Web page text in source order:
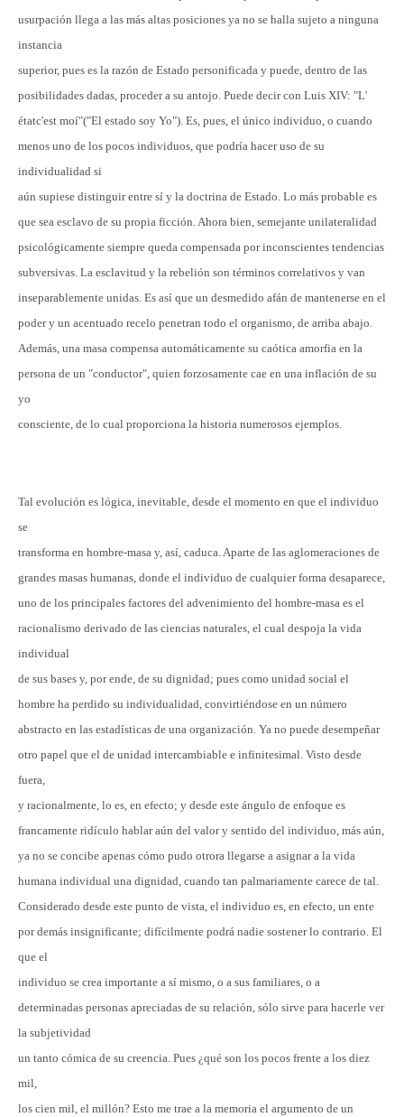
usurpación llega a las más altas posiciones ya no se halla sujeto a ninguna
instancia
superior, pues es la razón de Estado personificada y puede, dentro de las
posibilidades dadas, proceder a su antojo. Puede decir con Luis XIV: "L'
étatc'est moí"("El estado soy Yo"). Es, pues, el único individuo, o cuando
menos uno de los pocos individuos, que podría hacer uso de su
individualidad si
aún supiese distinguir entre sí y la doctrina de Estado. Lo más probable es
que sea esclavo de su propia ficción. Ahora bien, semejante unilateralidad
psicológicamente siempre queda compensada por inconscientes tendencias
subversivas. La esclavitud y la rebelión son términos correlativos y van
inseparablemente unidas. Es así que un desmedido afán de mantenerse en el
poder y un acentuado recelo penetran todo el organismo, de arriba abajo.
Además, una masa compensa automáticamente su caótica amorfia en la
persona de un "conductor", quien forzosamente cae en una inflación de su
yo
consciente, de lo cual proporciona la historia numerosos ejemplos.
Tal evolución es lógica, inevitable, desde el momento en que el individuo
se
transforma en hombre-masa y, así, caduca. Aparte de las aglomeraciones de
grandes masas humanas, donde el individuo de cualquier forma desaparece,
uno de los principales factores del advenimiento del hombre-masa es el
racionalismo derivado de las ciencias naturales, el cual despoja la vida
individual
de sus bases y, por ende, de su dignidad; pues como unidad social el
hombre ha perdido su individualidad, convirtiéndose en un número
abstracto en las estadísticas de una organización. Ya no puede desempeñar
otro papel que el de unidad intercambiable e infinitesimal. Visto desde
fuera,
y racionalmente, lo es, en efecto; y desde este ángulo de enfoque es
francamente ridículo hablar aún del valor y sentido del individuo, más aún,
ya no se concibe apenas cómo pudo otrora llegarse a asignar a la vida
humana individual una dignidad, cuando tan palmariamente carece de tal.
Considerado desde este punto de vista, el individuo es, en efecto, un ente
por demás insignificante; difícilmente podrá nadie sostener lo contrario. El
que el
individuo se crea importante a sí mismo, o a sus familiares, o a
determinadas personas apreciadas de su relación, sólo sirve para hacerle ver
la subjetividad
un tanto cómica de su creencia. Pues ¿qué son los pocos frente a los diez
mil,
los cien mil, el millón? Esto me trae a la memoria el argumento de un